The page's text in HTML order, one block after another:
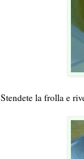
Stendete la frolla e